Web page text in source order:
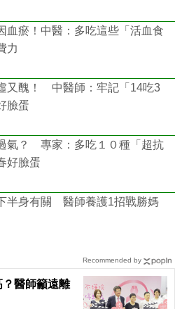
血瘀！中醫：多吃這些「活血食
力
又醜！ 中醫師：牢記「14吃3
臉蛋
氣？ 專家：多吃１０種「超抗
好臉蛋
半身有關 醫師養護1招戰勝媽
醫師籲遠離
Recommended by